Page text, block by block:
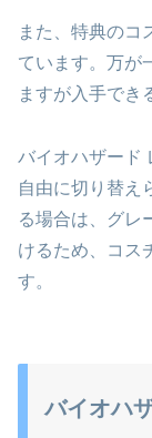
また、特典のコ
ています。万が
ますが入手でき
バイオハザード
自由に切り替え
る場合は、グレ
けるため、コス
す。
バイオハ